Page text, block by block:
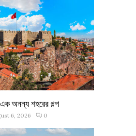
অনন্য শহরের গল্প
6, 2026 0